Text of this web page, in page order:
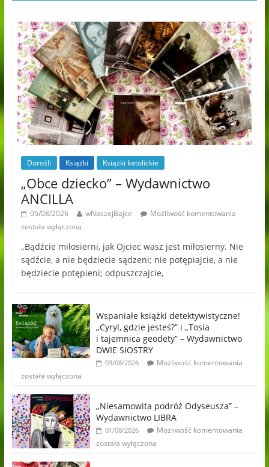
Dorośli Książki Książki katolickie
„Obce dziecko” – Wydawnictwo
ANCILLA
05/08/2026 wNaszejBajce
Możliwość komentowania
została wyłączona
„Bądźcie miłosierni, jak Ojciec wasz jest miłosierny. Nie
sądźcie, a nie będziecie sądzeni; nie potępiajcie, a nie
będziecie potępieni; odpuszczajcie,
Wspaniałe książki detektywistyczne!
„Cyryl, gdzie jesteś?” i „Tosia
i tajemnica geodety” – Wydawnictwo
DWIE SIOSTRY
03/08/2026
Możliwość komentowania
została wyłączona
„Niesamowita podróż Odyseusza” –
Wydawnictwo LIBRA
01/08/2026
Możliwość komentowania
została wyłączona